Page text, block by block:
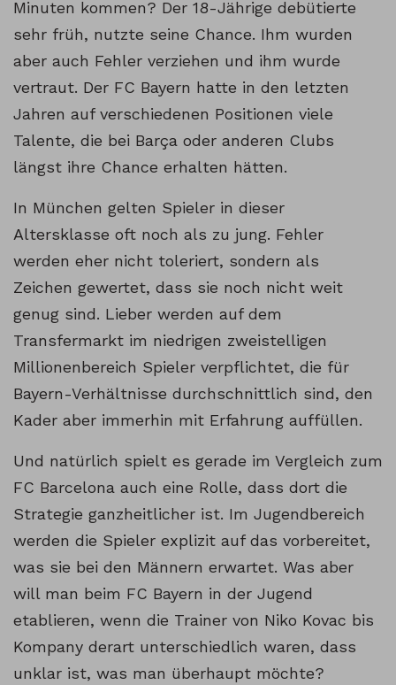
Minuten kommen? Der 18-Jährige debütierte
sehr früh, nutzte seine Chance. Ihm wurden
aber auch Fehler verziehen und ihm wurde
vertraut. Der FC Bayern hatte in den letzten
Jahren auf verschiedenen Positionen viele
Talente, die bei Barça oder anderen Clubs
längst ihre Chance erhalten hätten.
In München gelten Spieler in dieser
Altersklasse oft noch als zu jung. Fehler
werden eher nicht toleriert, sondern als
Zeichen gewertet, dass sie noch nicht weit
genug sind. Lieber werden auf dem
Transfermarkt im niedrigen zweistelligen
Millionenbereich Spieler verpflichtet, die für
Bayern-Verhältnisse durchschnittlich sind, den
Kader aber immerhin mit Erfahrung auffüllen.
Und natürlich spielt es gerade im Vergleich zum
FC Barcelona auch eine Rolle, dass dort die
Strategie ganzheitlicher ist. Im Jugendbereich
werden die Spieler explizit auf das vorbereitet,
was sie bei den Männern erwartet. Was aber
will man beim FC Bayern in der Jugend
etablieren, wenn die Trainer von Niko Kovac bis
Kompany derart unterschiedlich waren, dass
unklar ist, was man überhaupt möchte?